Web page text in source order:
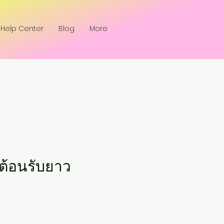
Help Center Blog More
อนรับยาว